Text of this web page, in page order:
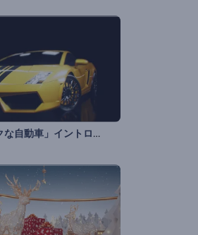
「シネマチックな自動車」イントロ動画